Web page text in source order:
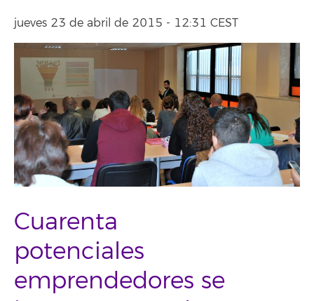
jueves 23 de abril de 2015 - 12:31 CEST
Cuarenta
potenciales
emprendedores se